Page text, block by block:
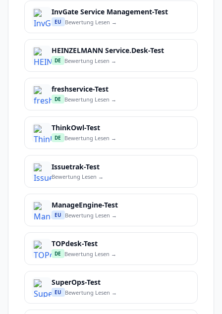
InvGate Service Management-Test
EU Bewertung Lesen →
HEINZELMANN Service.Desk-Test
DE Bewertung Lesen →
freshservice-Test
DE Bewertung Lesen →
ThinkOwl-Test
DE Bewertung Lesen →
Issuetrak-Test
Bewertung Lesen →
ManageEngine-Test
EU Bewertung Lesen →
TOPdesk-Test
DE Bewertung Lesen →
SuperOps-Test
EU Bewertung Lesen →